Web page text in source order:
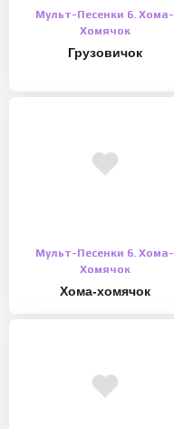
Мульт-Песенки 6. Хома-
Хомячок
Грузовичок
Мульт-Песенки 6. Хома-
Хомячок
Хома-хомячок